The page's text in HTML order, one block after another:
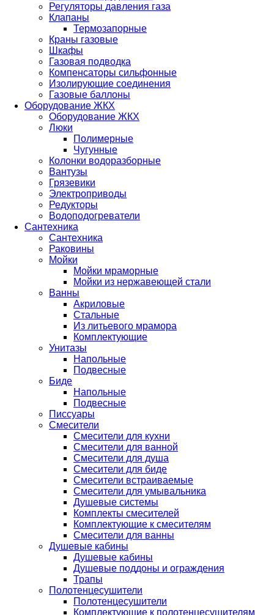
Регуляторы давления газа
Клапаны
Термозапорные
Краны газовые
Шкафы
Газовая подводка
Компенсаторы сильфонные
Изолирующие соединения
Газовые баллоны
Оборудование ЖКХ
Оборудование ЖКХ
Люки
Полимерные
Чугунные
Колонки водоразборные
Вантузы
Грязевики
Электроприводы
Редукторы
Водоподогреватели
Сантехника
Сантехника
Раковины
Мойки
Мойки мраморные
Мойки из нержавеющей стали
Ванны
Акриловые
Стальные
Из литьевого мрамора
Комплектующие
Унитазы
Напольные
Подвесные
Биде
Напольные
Подвесные
Писсуары
Смесители
Смесители для кухни
Смесители для ванной
Смесители для душа
Смесители для биде
Смесители встраиваемые
Смесители для умывальника
Душевые системы
Комплекты смесителей
Комплектующие к смесителям
Смесители для ванны
Душевые кабины
Душевые кабины
Душевые поддоны и ограждения
Трапы
Полотенцесушители
Полотенцесушители
Комплектующие к полотенцесушителям